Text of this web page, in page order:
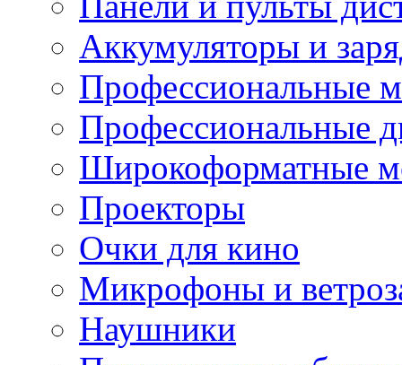
Аккумуляторы и
Профессиональные
Профессиональные
Широкоформатные
Проекторы
Очки для кино
Микрофоны и
Наушники